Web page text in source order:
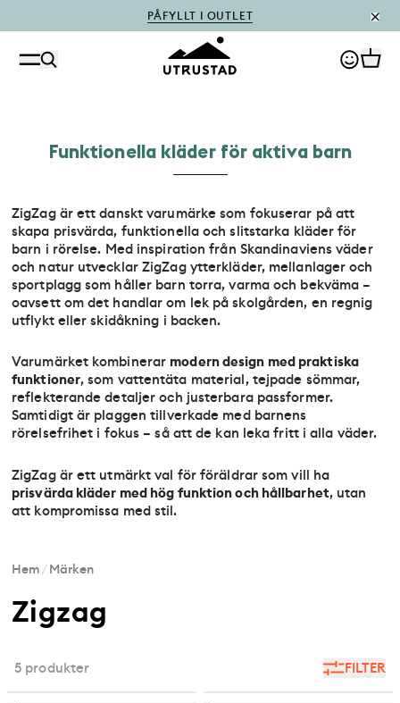
PÅFYLLT I OUTLET
Funktionella kläder för aktiva barn
ZigZag är ett danskt varumärke som fokuserar på att
skapa prisvärda, funktionella och slitstarka kläder för
barn i rörelse. Med inspiration från Skandinaviens väder
och natur utvecklar ZigZag ytterkläder, mellanlager och
sportplagg som håller barn torra, varma och bekväma –
oavsett om det handlar om lek på skolgården, en regnig
utflykt eller skidåkning i backen.
Varumärket kombinerar modern design med praktiska
funktioner, som vattentäta material, tejpade sömmar,
reflekterande detaljer och justerbara passformer.
Samtidigt är plaggen tillverkade med barnens
rörelsefrihet i fokus – så att de kan leka fritt i alla väder.
ZigZag är ett utmärkt val för föräldrar som vill ha
prisvärda kläder med hög funktion och hållbarhet, utan
att kompromissa med stil.
Hem/Märken
Zigzag
FILTER
5 produkter